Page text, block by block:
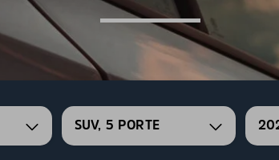
SUV, 5 PORTE